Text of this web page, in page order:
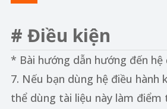
# Điều kiện
* Bài hướng dẫn hướng đến hệ
7. Nếu bạn dùng hệ điều hành
thể dùng tài liệu này làm điểm